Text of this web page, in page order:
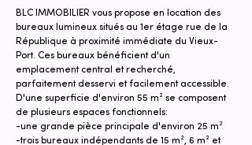
BLC IMMOBILIER vous propose en location des
bureaux lumineux situés au 1er étage rue de la
République à proximité immédiate du Vieux-
Port. Ces bureaux bénéficient d'un
emplacement central et recherché,
parfaitement desservi et facilement accessible.
D'une superficie d'environ 55 m² se composent
de plusieurs espaces fonctionnels:
-une grande pièce principale d'environ 25 m²
-trois bureaux indépendants de 15 m², 6 m² et